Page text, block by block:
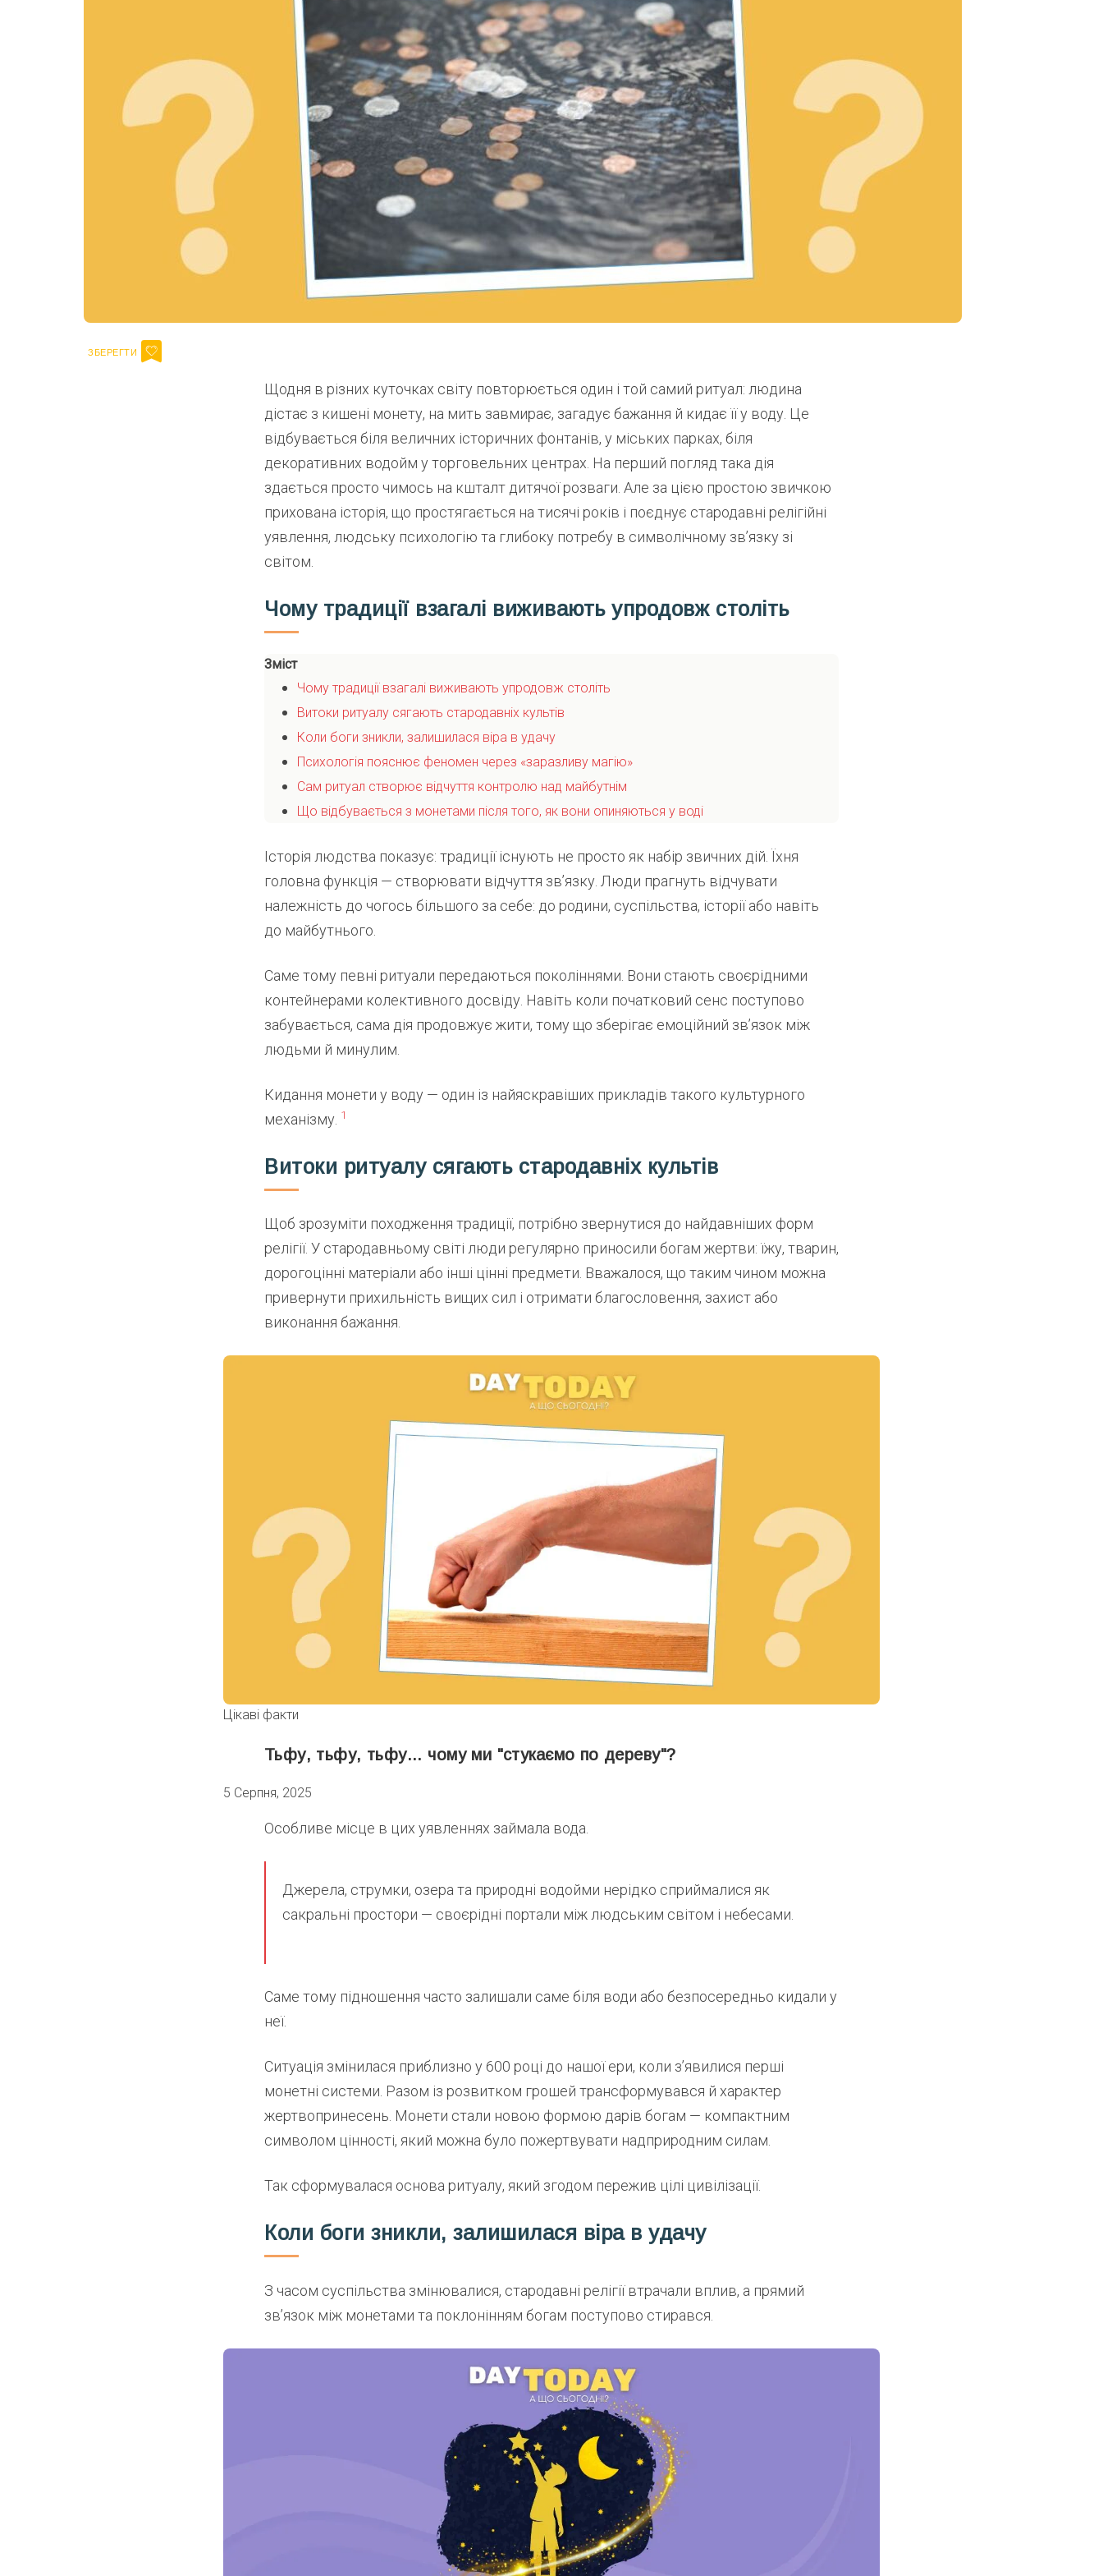
Щодня в різних куточках світу повторюється один і той самий ритуал: людина
дістає з кишені монету, на мить завмирає, загадує бажання й кидає її у воду. Це
відбувається біля величних історичних фонтанів, у міських парках, біля
декоративних водойм у торговельних центрах. На перший погляд така дія
здається просто чимось на кшталт дитячої розваги. Але за цією простою звичкою
прихована історія, що простягається на тисячі років і поєднує стародавні релігійні
уявлення, людську психологію та глибоку потребу в символічному зв’язку зі
світом.
Чому традиції взагалі виживають упродовж століть
Зміст
Чому традиції взагалі виживають упродовж століть
Витоки ритуалу сягають стародавніх культів
Коли боги зникли, залишилася віра в удачу
Психологія пояснює феномен через «заразливу магію»
Сам ритуал створює відчуття контролю над майбутнім
Що відбувається з монетами після того, як вони опиняються у воді
Історія людства показує: традиції існують не просто як набір звичних дій. Їхня
головна функція — створювати відчуття зв’язку. Люди прагнуть відчувати
належність до чогось більшого за себе: до родини, суспільства, історії або навіть
до майбутнього.
Саме тому певні ритуали передаються поколіннями. Вони стають своєрідними
контейнерами колективного досвіду. Навіть коли початковий сенс поступово
забувається, сама дія продовжує жити, тому що зберігає емоційний зв’язок між
людьми й минулим.
Кидання монети у воду — один із найяскравіших прикладів такого культурного
механізму. 1
Витоки ритуалу сягають стародавніх культів
Щоб зрозуміти походження традиції, потрібно звернутися до найдавніших форм
релігії. У стародавньому світі люди регулярно приносили богам жертви: їжу, тварин,
дорогоцінні матеріали або інші цінні предмети. Вважалося, що таким чином можна
привернути прихильність вищих сил і отримати благословення, захист або
виконання бажання.
Цікаві факти
Тьфу, тьфу, тьфу... чому ми "стукаємо по дереву"?
5 Серпня, 2025
Особливе місце в цих уявленнях займала вода.
Джерела, струмки, озера та природні водойми нерідко сприймалися як
сакральні простори — своєрідні портали між людським світом і небесами.
Саме тому підношення часто залишали саме біля води або безпосередньо кидали у
неї.
Ситуація змінилася приблизно у 600 році до нашої ери, коли з’явилися перші
монетні системи. Разом із розвитком грошей трансформувався й характер
жертвопринесень. Монети стали новою формою дарів богам — компактним
символом цінності, який можна було пожертвувати надприродним силам.
Так сформувалася основа ритуалу, який згодом пережив цілі цивілізації.
Коли боги зникли, залишилася віра в удачу
З часом суспільства змінювалися, стародавні релігії втрачали вплив, а прямий
зв’язок між монетами та поклонінням богам поступово стирався.